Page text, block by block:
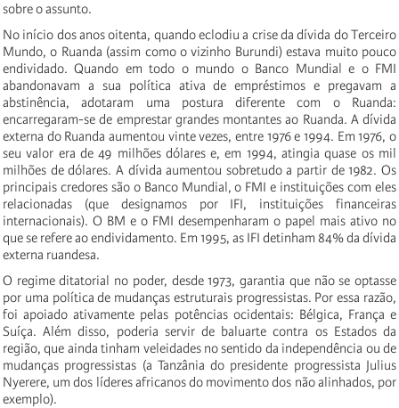
sobre o assunto.
No início dos anos oitenta, quando eclodiu a crise da dívida do Terceiro
Mundo, o Ruanda (assim como o vizinho Burundi) estava muito pouco
endividado. Quando em todo o mundo o Banco Mundial e o FMI
abandonavam a sua política ativa de empréstimos e pregavam a
abstinência, adotaram uma postura diferente com o Ruanda:
encarregaram-se de emprestar grandes montantes ao Ruanda. A dívida
externa do Ruanda aumentou vinte vezes, entre 1976 e 1994. Em 1976, o
seu valor era de 49 milhões dólares e, em 1994, atingia quase os mil
milhões de dólares. A dívida aumentou sobretudo a partir de 1982. Os
principais credores são o Banco Mundial, o FMI e instituições com eles
relacionadas (que designamos por IFI, instituições financeiras
internacionais). O BM e o FMI desempenharam o papel mais ativo no
que se refere ao endividamento. Em 1995, as IFI detinham 84% da dívida
externa ruandesa.
O regime ditatorial no poder, desde 1973, garantia que não se optasse
por uma política de mudanças estruturais progressistas. Por essa razão,
foi apoiado ativamente pelas potências ocidentais: Bélgica, França e
Suíça. Além disso, poderia servir de baluarte contra os Estados da
região, que ainda tinham veleidades no sentido da independência ou de
mudanças progressistas (a Tanzânia do presidente progressista Julius
Nyerere, um dos líderes africanos do movimento dos não alinhados, por
exemplo).